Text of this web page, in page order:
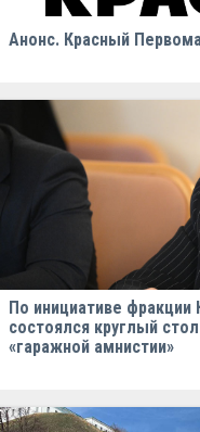
Анонс. Красный
По инициативе
состоялся круглый
«гаражной амнистии»